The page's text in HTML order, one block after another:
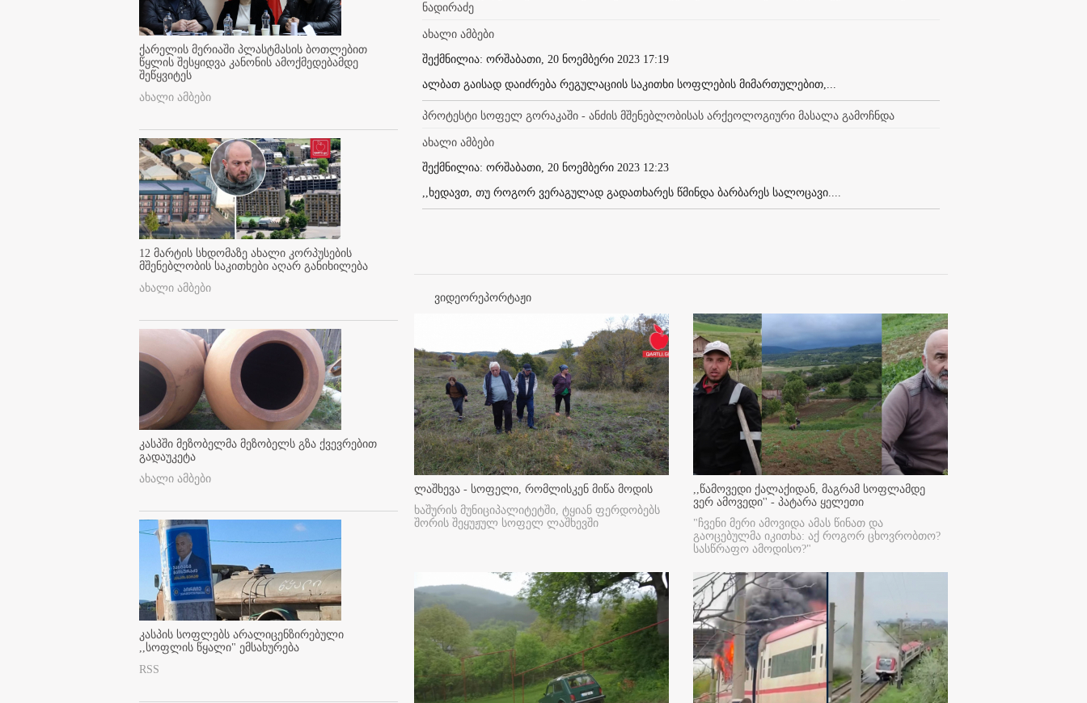
ქარელის მერიაში პლასტმასის ბოთლებით
წყლის შესყიდვა კანონის ამოქმედებამდე
შეწყვიტეს
ახალი ამბები
12 მარტის სხდომაზე ახალი კორპუსების
მშენებლობის საკითხები აღარ განიხილება
ახალი ამბები
კასპში მეზობელმა მეზობელს გზა ქვევრებით
გადაუკეტა
ახალი ამბები
კასპის სოფლებს არალიცენზირებული
,,სოფლის წყალი" ემსახურება
RSS
ნადირაძე
ახალი ამბები
შექმნილია: ორშაბათი, 20 ნოემბერი 2023 17:19
ალბათ გაისად დაიძრება რეგულაციის საკითხი სოფლების მიმართულებით,...
პროტესტი სოფელ გორაკაში - ანძის მშენებლობისას არქეოლოგიური მასალა გამოჩნდა
ახალი ამბები
შექმნილია: ორშაბათი, 20 ნოემბერი 2023 12:23
,,ხედავთ, თუ როგორ ვერაგულად გადათხარეს წმინდა ბარბარეს სალოცავი....
ვიდეორეპორტაჟი
ლაშხევა - სოფელი, რომლისკენ მიწა მოდის
ხაშურის მუნიციპალიტეტში, ტყიან ფერდობებს
შორის შეყუჟულ სოფელ ლაშხევში
,,წამოვედი ქალაქიდან, მაგრამ სოფლამდე
ვერ ამოვედი'' - პატარა ყელეთი
"ჩვენი მერი ამოვიდა ამას წინათ და
გაოცებულმა იკითხა: აქ როგორ ცხოვრობთო?
სასწრაფო ამოდისო?"